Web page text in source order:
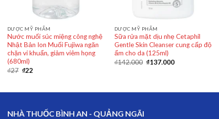
DƯỢC MỸ PHẨM
Nước muối súc miệng công nghệ
Nhật Bản Ion Muối Fujiwa ngăn
chặn vi khuẩn, giảm viêm họng
(680ml)
₫27 ₫22
DƯỢC MỸ PHẨM
Sữa rửa mặt dịu nhẹ Cetaphil
Gentle Skin Cleanser cung cấp độ
ẩm cho da (125ml)
₫142.000 ₫137.000
NHÀ THUỐC BÌNH AN - QUẢNG NGÃI